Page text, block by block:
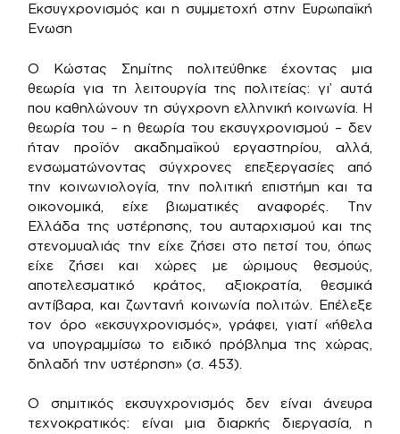
Εκσυγχρονισμός και η συμμετοχή στην Ευρωπαϊκή
Ενωση
Ο Κώστας Σημίτης πολιτεύθηκε έχοντας μια
θεωρία για τη λειτουργία της πολιτείας: γι’ αυτά
που καθηλώνουν τη σύγχρονη ελληνική κοινωνία. Η
θεωρία του – η θεωρία του εκσυγχρονισμού – δεν
ήταν προϊόν ακαδημαϊκού εργαστηρίου, αλλά,
ενσωματώνοντας σύγχρονες επεξεργασίες από
την κοινωνιολογία, την πολιτική επιστήμη και τα
οικονομικά, είχε βιωματικές αναφορές. Την
Ελλάδα της υστέρησης, του αυταρχισμού και της
στενομυαλιάς την είχε ζήσει στο πετσί του, όπως
είχε ζήσει και χώρες με ώριμους θεσμούς,
αποτελεσματικό κράτος, αξιοκρατία, θεσμικά
αντίβαρα, και ζωντανή κοινωνία πολιτών. Επέλεξε
τον όρο «εκσυγχρονισμός», γράφει, γιατί «ήθελα
να υπογραμμίσω το ειδικό πρόβλημα της χώρας,
δηλαδή την υστέρηση» (σ. 453).
Ο σημιτικός εκσυγχρονισμός δεν είναι άνευρα
τεχνοκρατικός: είναι μια διαρκής διεργασία, η